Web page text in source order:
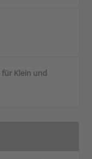
Klein und